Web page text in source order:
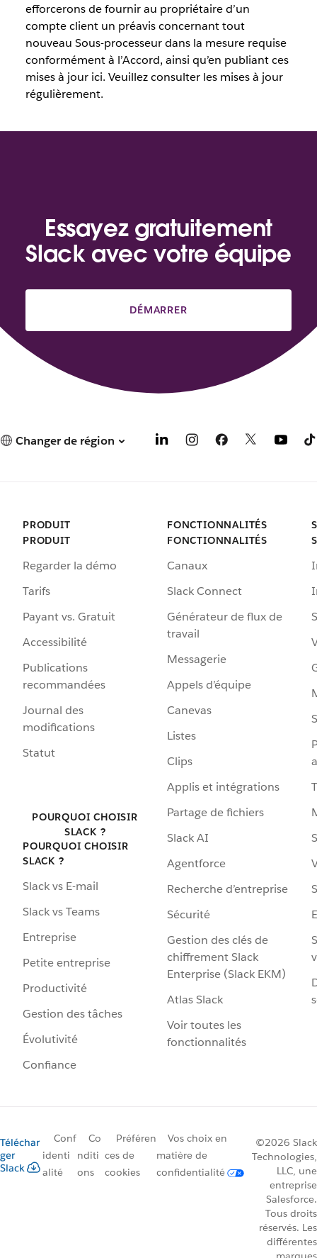
efforcerons de fournir au propriétaire d’un
compte client un préavis concernant tout
nouveau Sous-processeur dans la mesure requise
conformément à l’Accord, ainsi qu’en publiant ces
mises à jour ici. Veuillez consulter les mises à jour
régulièrement.
Essayez gratuitement
Slack avec votre équipe
DÉMARRER
Changer de région
PRODUIT
PRODUIT
Regarder la démo
Tarifs
Payant vs. Gratuit
Accessibilité
Publications
recommandées
Journal des
modifications
Statut
POURQUOI CHOISIR
SLACK ?
POURQUOI CHOISIR
SLACK ?
Slack vs E-mail
Slack vs Teams
Entreprise
Petite entreprise
Productivité
Gestion des tâches
Évolutivité
Confiance
FONCTIONNALITÉS
FONCTIONNALITÉS
Canaux
Slack Connect
Générateur de flux de
travail
Messagerie
Appels d’équipe
Canevas
Listes
Clips
Applis et intégrations
Partage de fichiers
Slack AI
Agentforce
Recherche d’entreprise
Sécurité
Gestion des clés de
chiffrement Slack
Enterprise (Slack EKM)
Atlas Slack
Voir toutes les
fonctionnalités
Téléchar
ger
Slack
Conf
identi
alité
Co
nditi
ons
Préféren
ces de
cookies
Vos choix en
matière de
confidentialité
©2026 Slack
Technologies,
LLC, une
entreprise
Salesforce.
Tous droits
réservés. Les
différentes